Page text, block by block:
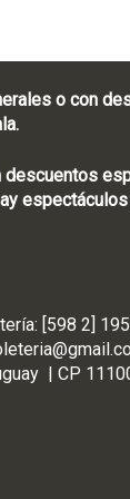
o con
descuentos
de